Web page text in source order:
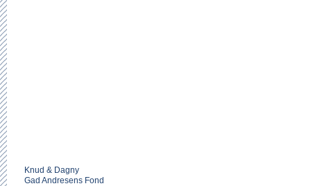
Knud & Dagny
Gad Andresens Fond